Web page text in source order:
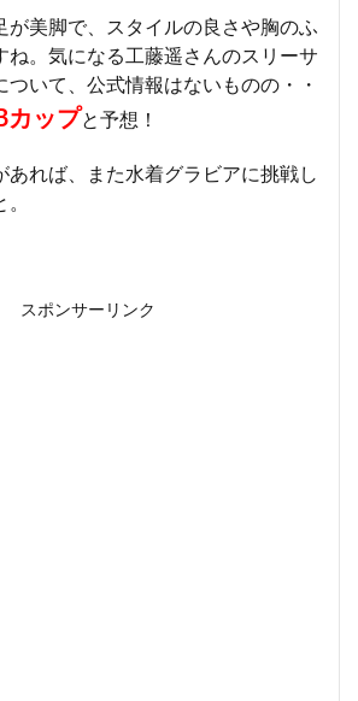
が美脚で、スタイルの良さや胸のふ
ね。気になる工藤遥さんのスリーサ
ついて、公式情報はないものの・・
カップと予想！
あれば、また水着グラビアに挑戦し
スポンサーリンク